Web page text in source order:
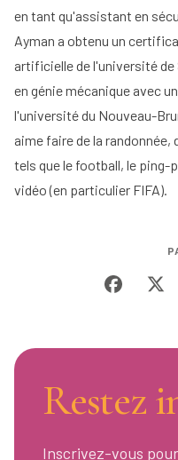
en tant qu'assistant en
Ayman a obtenu un
artificielle de l'université
en génie mécanique avec
l'université du Nouveau-
aime faire de la
tels que le football, le ping-
vidéo (en particulier FIFA).
Restez
Inscrivez-vous